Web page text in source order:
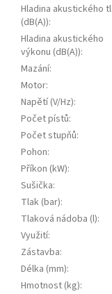
Hladina akustického
(dB(A)):
Hladina akustického
výkonu (dB(A)):
Mazání:
Motor:
Napětí (V/Hz):
Počet pístů:
Počet stupňů:
Pohon:
Příkon (kW):
Sušička:
Tlak (bar):
Tlaková nádoba (l):
Využití:
Zástavba:
Délka (mm):
Hmotnost (kg):